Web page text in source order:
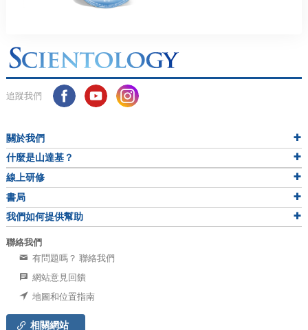
追蹤我們
關於我們
什麼是山達基？
線上研修
書局
我們如何提供幫助
聯絡我們
有問題嗎？ 聯絡我們
網站意見回饋
地圖和位置指南
相關網站